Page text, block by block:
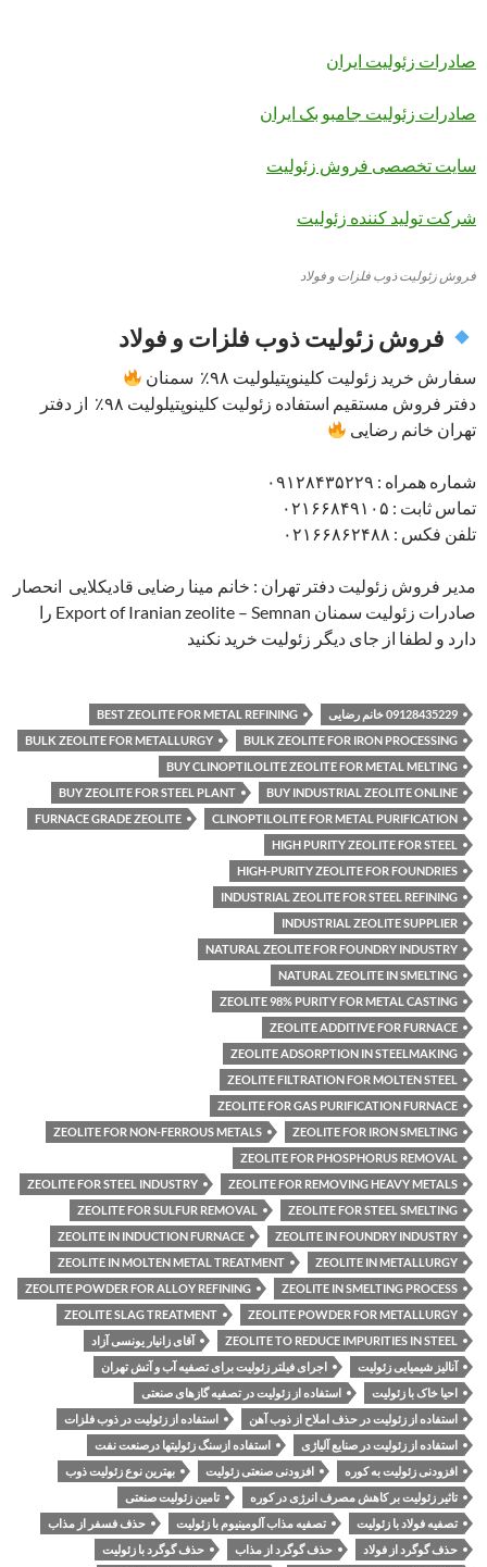
صادرات زئولیت ایران
صادرات زئولیت جامبو بک ایران
سایت تخصصی فروش زئولیت
شرکت تولید کننده زئولیت
فروش زئولیت ذوب فلزات و فولاد
فروش زئولیت ذوب فلزات و فولاد
سفارش خرید زئولیت کلینوپتیلولیت ۹۸٪ سمنان
دفتر فروش مستقیم استفاده زئولیت کلینوپتیلولیت ۹۸٪ از دفتر
تهران خانم رضایی
شماره همراه : ۰۹۱۲۸۴۳۵۲۲۹
تماس ثابت : ۰۲۱۶۶۸۴۹۱۰۵
تلفن فکس : ۰۲۱۶۶۸۶۲۴۸۸
مدیر فروش زئولیت دفتر تهران : خانم مینا رضایی قادیکلایی انحصار
صادرات زئولیت سمنان Export of Iranian zeolite – Semnan را
دارد و لطفا از جای دیگر زئولیت خرید نکنید
09128435229 خانم رضایی
BEST ZEOLITE FOR METAL REFINING
BULK ZEOLITE FOR IRON PROCESSING
BULK ZEOLITE FOR METALLURGY
BUY CLINOPTILOLITE ZEOLITE FOR METAL MELTING
BUY INDUSTRIAL ZEOLITE ONLINE
BUY ZEOLITE FOR STEEL PLANT
CLINOPTILOLITE FOR METAL PURIFICATION
FURNACE GRADE ZEOLITE
HIGH PURITY ZEOLITE FOR STEEL
HIGH-PURITY ZEOLITE FOR FOUNDRIES
INDUSTRIAL ZEOLITE FOR STEEL REFINING
INDUSTRIAL ZEOLITE SUPPLIER
NATURAL ZEOLITE FOR FOUNDRY INDUSTRY
NATURAL ZEOLITE IN SMELTING
ZEOLITE 98% PURITY FOR METAL CASTING
ZEOLITE ADDITIVE FOR FURNACE
ZEOLITE ADSORPTION IN STEELMAKING
ZEOLITE FILTRATION FOR MOLTEN STEEL
ZEOLITE FOR GAS PURIFICATION FURNACE
ZEOLITE FOR IRON SMELTING
ZEOLITE FOR NON-FERROUS METALS
ZEOLITE FOR PHOSPHORUS REMOVAL
ZEOLITE FOR REMOVING HEAVY METALS
ZEOLITE FOR STEEL INDUSTRY
ZEOLITE FOR STEEL SMELTING
ZEOLITE FOR SULFUR REMOVAL
ZEOLITE IN FOUNDRY INDUSTRY
ZEOLITE IN INDUCTION FURNACE
ZEOLITE IN METALLURGY
ZEOLITE IN MOLTEN METAL TREATMENT
ZEOLITE IN SMELTING PROCESS
ZEOLITE POWDER FOR ALLOY REFINING
ZEOLITE POWDER FOR METALLURGY
ZEOLITE SLAG TREATMENT
ZEOLITE TO REDUCE IMPURITIES IN STEEL
آقای زانیار یونسی آزاد
آنالیز شیمیایی زئولیت
اجرای فیلتر زئولیت برای تصفیه آب و آتش تهران
احیا خاک با زئولیت
استفاده از زئولیت در تصفیه گازهای صنعتی
استفاده از زئولیت در حذف املاح از ذوب آهن
استفاده از زئولیت در ذوب فلزات
استفاده از زئولیت در صنایع آلیاژی
استفاده ازسنگ زئولیتها درصنعت نفت
افزودنی زئولیت به کوره
افزودنی صنعتی زئولیت
بهترین نوع زئولیت ذوب
تاثیر زئولیت بر کاهش مصرف انرژی در کوره
تامین زئولیت صنعتی
تصفیه فولاد با زئولیت
تصفیه مذاب آلومینیوم با زئولیت
حذف فسفر از مذاب
حذف گوگرد از فولاد
حذف گوگرد از مذاب
حذف گوگرد با زئولیت